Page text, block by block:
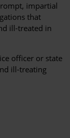
impartial
that
ill-treated in
officer or state
ill-treating